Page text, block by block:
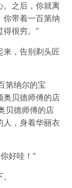
。之后，你就离
你带着一百第纳
很穷。”
来，告别剃头匠
第纳尔的宝
奥贝德师傅的店
贝德师傅的店
人，身着华丽衣
好哇！”